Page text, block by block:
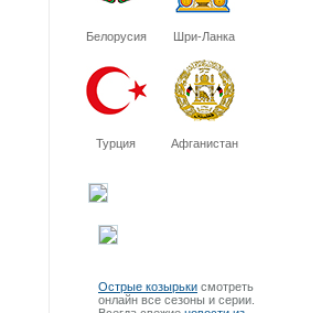
Белорусия Шри-Ланка
Турция Афганистан
Острые козырьки смотреть
онлайн все сезоны и серии.